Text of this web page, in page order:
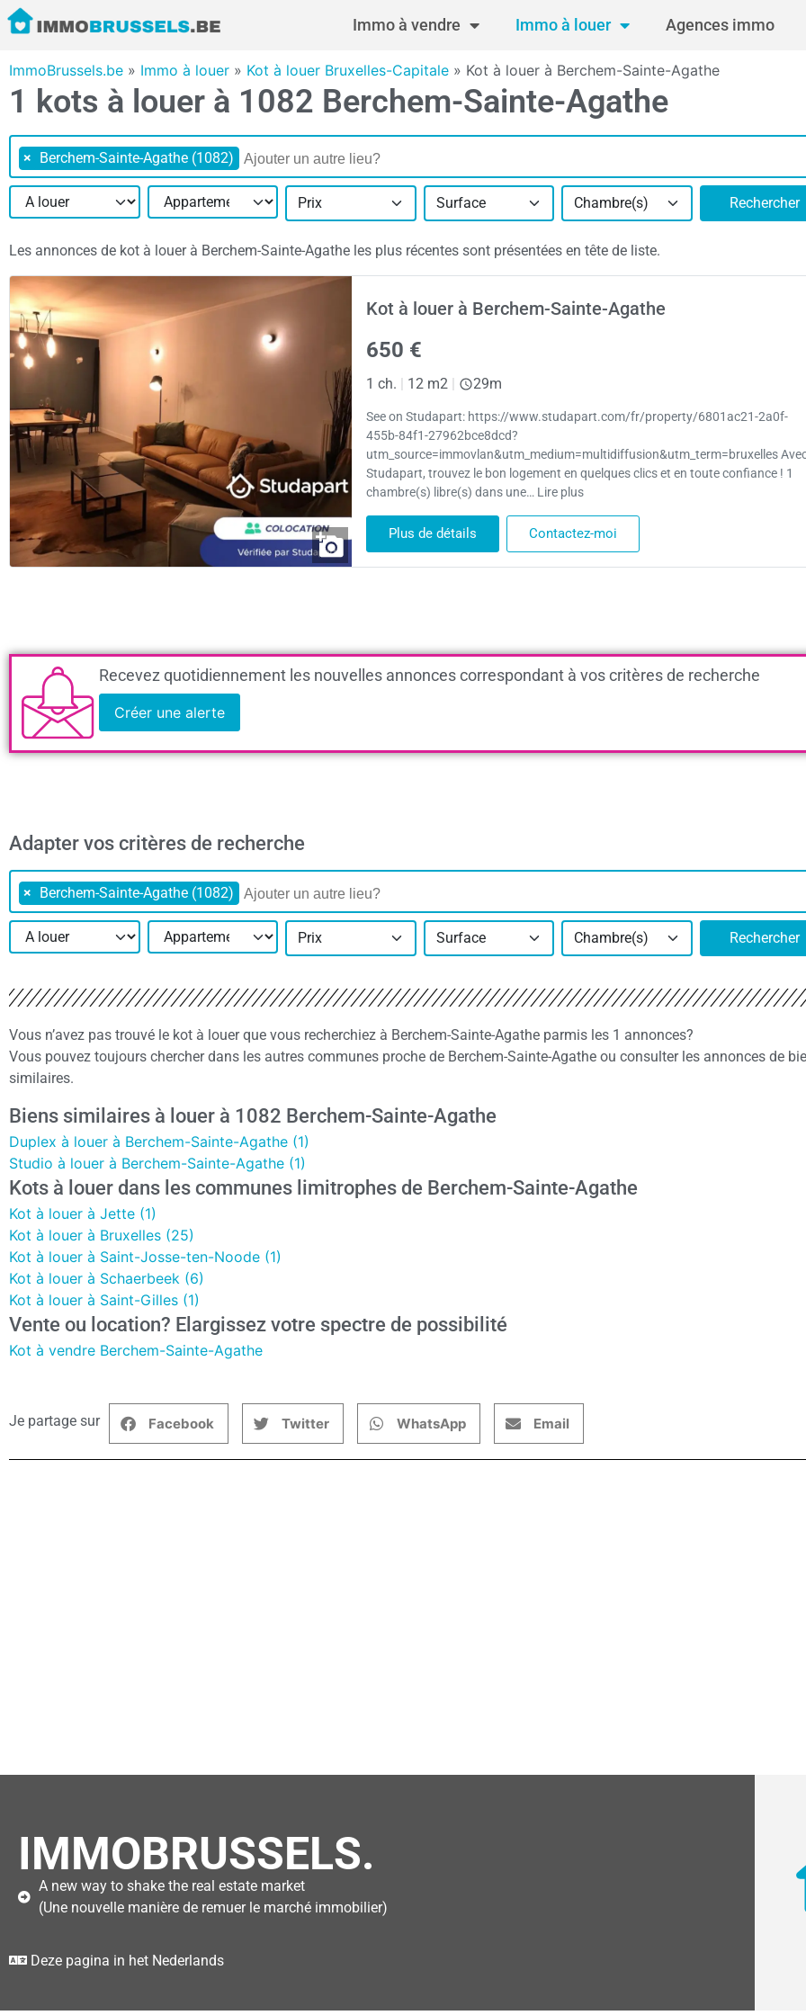
Immo à vendre Immo à louer Agences immo
ImmoBrussels.be » Immo à louer » Kot à louer Bruxelles-Capitale » Kot à louer à Berchem-Sainte-Agathe
1 kots à louer à 1082 Berchem-Sainte-Agathe
× Berchem-Sainte-Agathe (1082)
Prix Surface Chambre(s) Rechercher
Les annonces de kot à louer à Berchem-Sainte-Agathe les plus récentes sont présentées en tête de liste.
Kot à louer à Berchem-Sainte-Agathe
650 €
1 ch. | 12 m2 | 29m
See on Studapart: https://www.studapart.com/fr/property/6801ac21-2a0f-
455b-84f1-27962bce8dcd?
utm_source=immovlan&utm_medium=multidiffusion&utm_term=bruxelles
Studapart, trouvez le bon logement en quelques clics et en toute confiance ! 1
chambre(s) libre(s) dans une… Lire plus
Plus de détails Contactez-moi
Recevez quotidiennement les nouvelles annonces correspondant à vos critères de recherche
Créer une alerte
Adapter vos critères de recherche
× Berchem-Sainte-Agathe (1082)
Prix Surface Chambre(s) Rechercher
Vous n’avez pas trouvé le kot à louer que vous recherchiez à Berchem-Sainte-Agathe parmis les 1 annonces?
Vous pouvez toujours chercher dans les autres communes proche de Berchem-Sainte-Agathe ou consulter les annonces de
similaires.
Biens similaires à louer à 1082 Berchem-Sainte-Agathe
Duplex à louer à Berchem-Sainte-Agathe (1)
Studio à louer à Berchem-Sainte-Agathe (1)
Kots à louer dans les communes limitrophes de Berchem-Sainte-Agathe
Kot à louer à Jette (1)
Kot à louer à Bruxelles (25)
Kot à louer à Saint-Josse-ten-Noode (1)
Kot à louer à Schaerbeek (6)
Kot à louer à Saint-Gilles (1)
Vente ou location? Elargissez votre spectre de possibilité
Kot à vendre Berchem-Sainte-Agathe
Je partage sur Facebook Twitter WhatsApp Email
IMMOBRUSSELS.
A new way to shake the real estate market
(Une nouvelle manière de remuer le marché immobilier)
Deze pagina in het Nederlands